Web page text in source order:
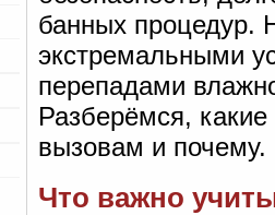
банных процедур.
экстремальными
перепадами
Разберёмся,
вызовам и почему.
Что важно